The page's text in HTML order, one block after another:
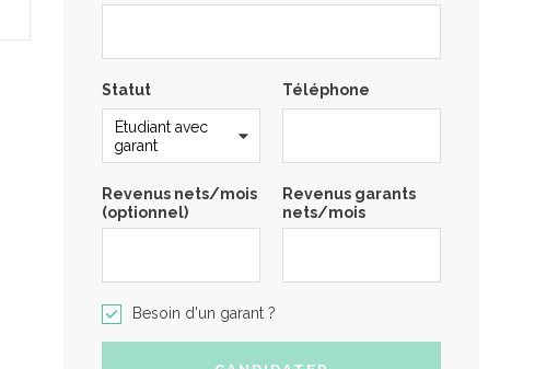
Statut Téléphone
Revenus nets/mois
(optionnel)
Revenus garants
nets/mois
Besoin d'un garant ?